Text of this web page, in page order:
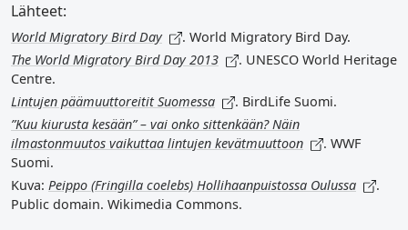
Lähteet:
World Migratory Bird Day
. World Migratory Bird Day.
The World Migratory Bird Day 2013
. UNESCO World Heritage
Centre.
Lintujen päämuuttoreitit Suomessa
. BirdLife Suomi.
”Kuu kiurusta kesään” – vai onko sittenkään? Näin
ilmastonmuutos vaikuttaa lintujen kevätmuuttoon
. WWF
Suomi.
Kuva: Peippo (Fringilla coelebs) Hollihaanpuistossa Oulussa
.
Public domain. Wikimedia Commons.